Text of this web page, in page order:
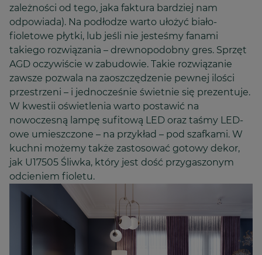
zależności od tego, jaka faktura bardziej nam
odpowiada). Na podłodze warto ułożyć biało-
fioletowe płytki, lub jeśli nie jesteśmy fanami
takiego rozwiązania – drewnopodobny gres. Sprzęt
AGD oczywiście w zabudowie. Takie rozwiązanie
zawsze pozwala na zaoszczędzenie pewnej ilości
przestrzeni – i jednocześnie świetnie się prezentuje.
W kwestii oświetlenia warto postawić na
nowoczesną lampę sufitową LED oraz taśmy LED-
owe umieszczone – na przykład – pod szafkami. W
kuchni możemy także zastosować gotowy dekor,
jak U17505 Śliwka, który jest dość przygaszonym
odcieniem fioletu.